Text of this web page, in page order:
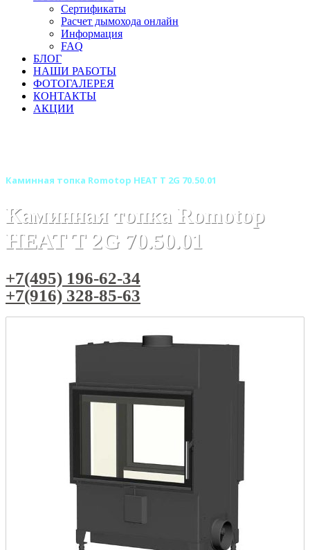
Сертификаты
Расчет дымохода онлайн
Информация
FAQ
БЛОГ
НАШИ РАБОТЫ
ФОТОГАЛЕРЕЯ
КОНТАКТЫ
АКЦИИ
Каминная топка Romotop HEAT Т 2G 70.50.01
Каминная топка Romotop
HEAT Т 2G 70.50.01
+7(495) 196-62-34
+7(916) 328-85-63